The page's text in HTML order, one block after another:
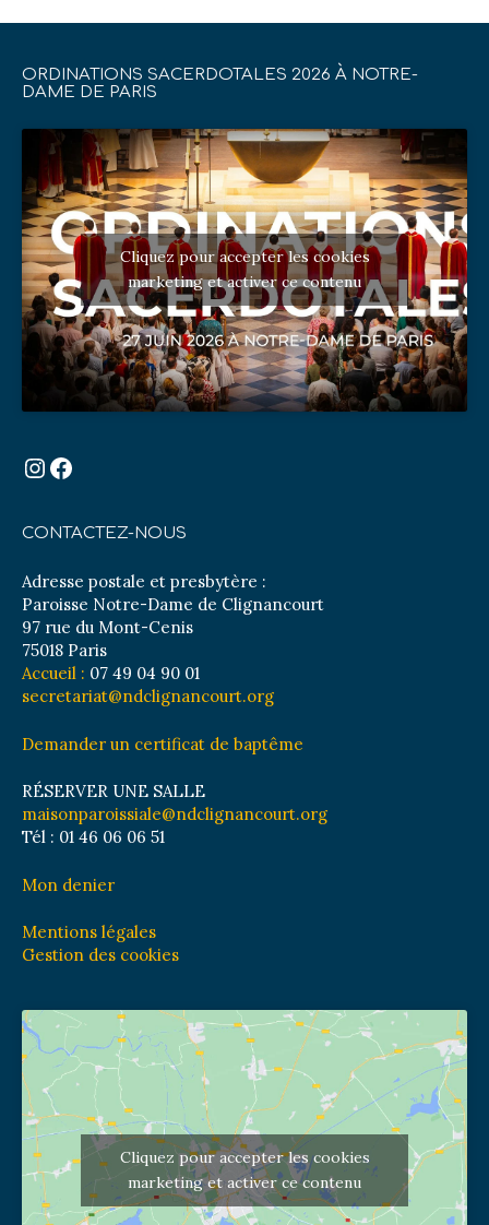
ORDINATIONS SACERDOTALES 2026 À NOTRE-
DAME DE PARIS
Cliquez pour accepter les cookies
marketing et activer ce contenu
Instagram
Facebook
CONTACTEZ-NOUS
Adresse postale et presbytère :
Paroisse Notre-Dame de Clignancourt
97 rue du Mont-Cenis
75018 Paris
Accueil : 07 49 04 90 01
secretariat@ndclignancourt.org
Demander un certificat de baptême
RÉSERVER UNE SALLE
maisonparoissiale@ndclignancourt.org
Tél : 01 46 06 06 51
Mon denier
Mentions légales
Gestion des cookies
Cliquez pour accepter les cookies
marketing et activer ce contenu